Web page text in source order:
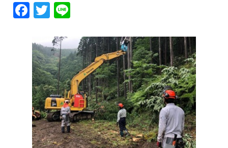
Facebook
Twitter